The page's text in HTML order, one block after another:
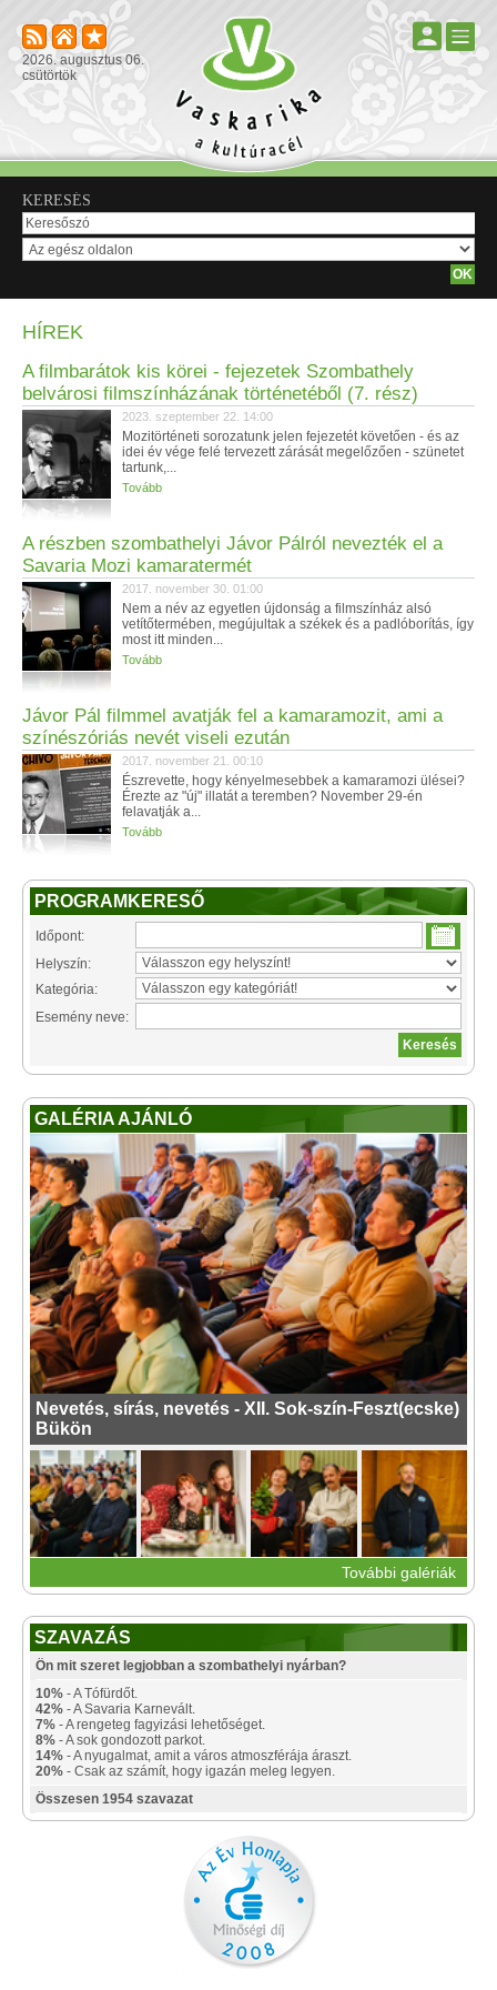
2026. augusztus 06.
csütörtök
KERESÉS
HÍREK
A filmbarátok kis körei - fejezetek Szombathely
belvárosi filmszínházának történetéből (7. rész)
2023. szeptember 22. 14:00
Mozitörténeti sorozatunk jelen fejezetét követően - és az
idei év vége felé tervezett zárását megelőzően - szünetet
tartunk,...
Tovább
A részben szombathelyi Jávor Pálról nevezték el a
Savaria Mozi kamaratermét
2017. november 30. 01:00
Nem a név az egyetlen újdonság a filmszínház alsó
vetítőtermében, megújultak a székek és a padlóborítás, így
most itt minden...
Tovább
Jávor Pál filmmel avatják fel a kamaramozit, ami a
színészóriás nevét viseli ezután
2017. november 21. 00:10
Észrevette, hogy kényelmesebbek a kamaramozi ülései?
Érezte az "új" illatát a teremben? November 29-én
felavatják a...
Tovább
PROGRAMKERESŐ
Időpont:
Helyszín:
Kategória:
Esemény neve:
GALÉRIA AJÁNLÓ
Nevetés, sírás, nevetés - XII. Sok-szín-Feszt(ecske)
Bükön
További galériák
SZAVAZÁS
Ön mit szeret legjobban a szombathelyi nyárban?
10% - A Tófürdőt.
42% - A Savaria Karnevált.
7% - A rengeteg fagyizási lehetőséget.
8% - A sok gondozott parkot.
14% - A nyugalmat, amit a város atmoszférája áraszt.
20% - Csak az számít, hogy igazán meleg legyen.
Összesen 1954 szavazat